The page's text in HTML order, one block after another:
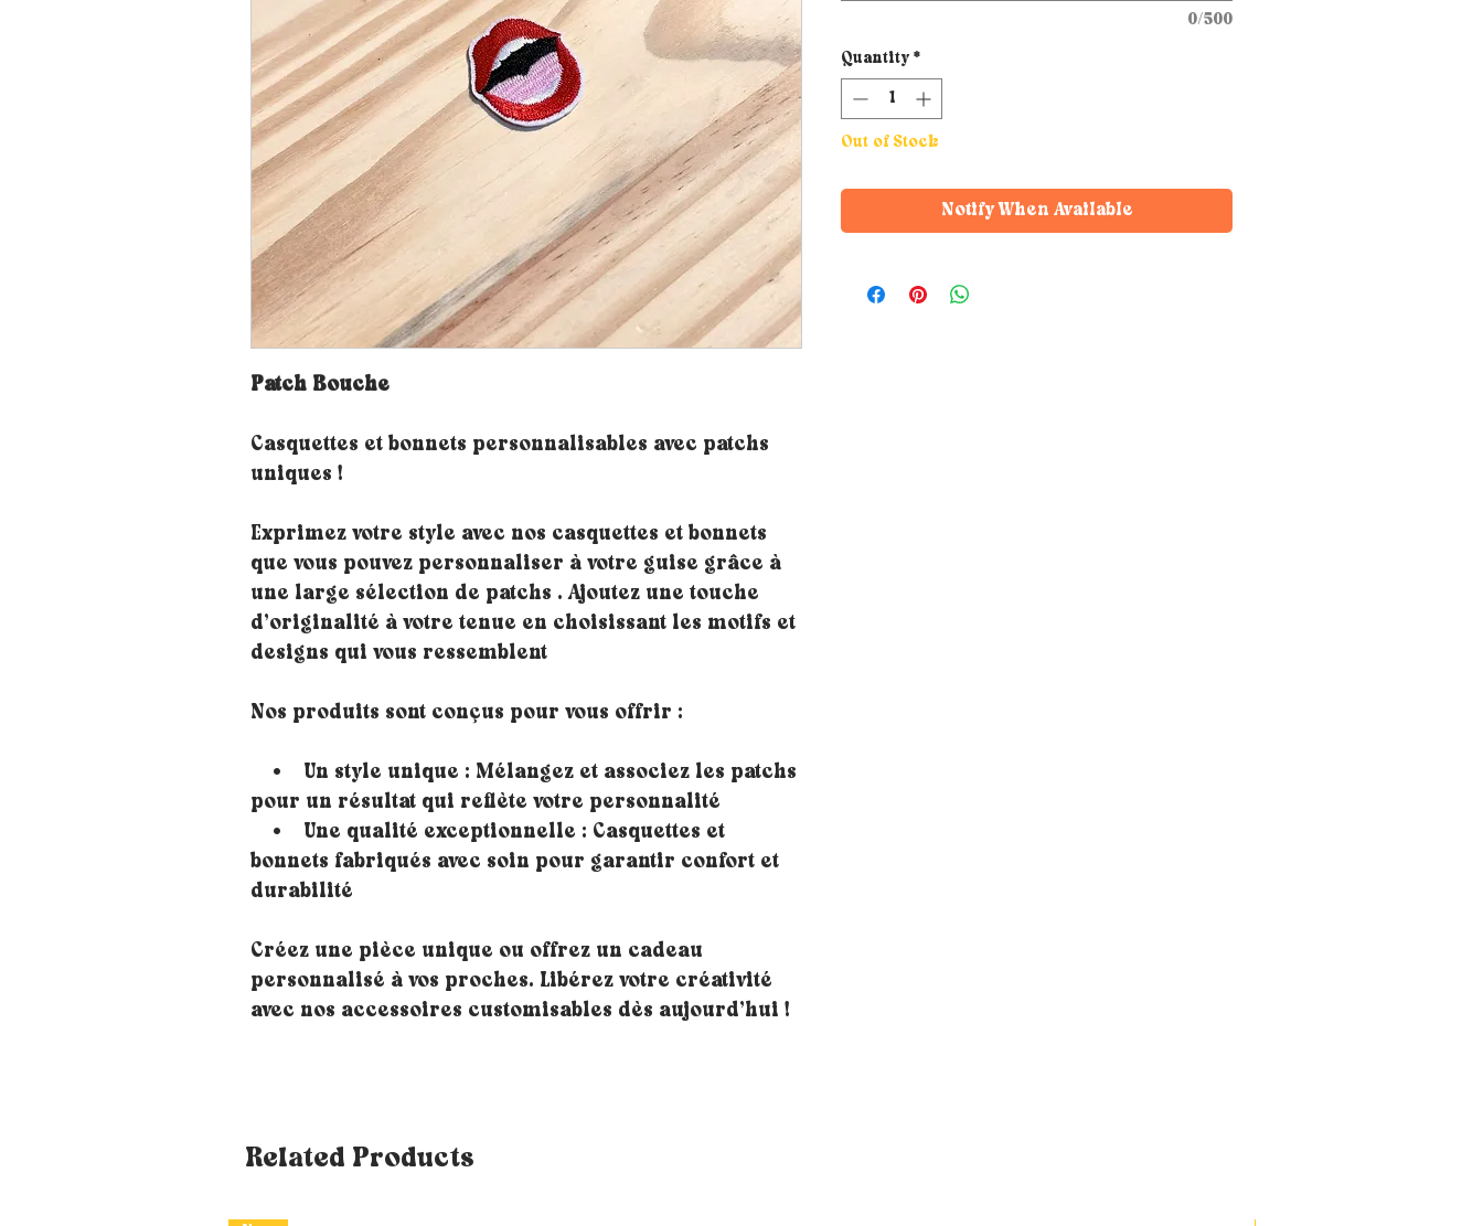
Patch Bouche
Casquettes et bonnets personnalisables avec patchs
uniques !
Exprimez votre style avec nos casquettes et bonnets
que vous pouvez personnaliser à votre guise grâce à
une large sélection de patchs . Ajoutez une touche
d’originalité à votre tenue en choisissant les motifs et
designs qui vous ressemblent
Nos produits sont conçus pour vous offrir :
• Un style unique : Mélangez et associez les patchs
pour un résultat qui reflète votre personnalité
• Une qualité exceptionnelle : Casquettes et
bonnets fabriqués avec soin pour garantir confort et
durabilité
Créez une pièce unique ou offrez un cadeau
personnalisé à vos proches. Libérez votre créativité
avec nos accessoires customisables dès aujourd’hui !
0/500
Quantity *
Out of Stock
Notify When Available
Related Products